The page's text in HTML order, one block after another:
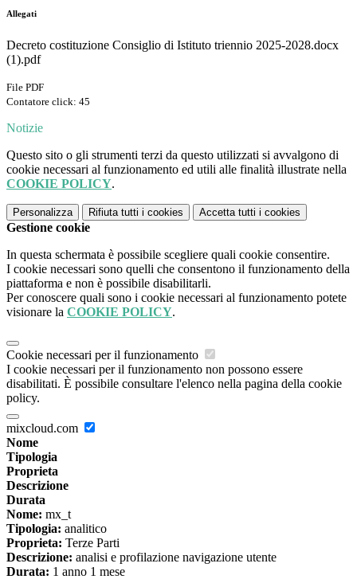
Allegati
Decreto costituzione Consiglio di Istituto triennio 2025-2028.docx
(1).pdf
File PDF
Contatore click: 45
Notizie
Questo sito o gli strumenti terzi da questo utilizzati si avvalgono di
cookie necessari al funzionamento ed utili alle finalità illustrate nella
COOKIE POLICY.
Personalizza Rifiuta tutti i cookies Accetta tutti i cookies
Gestione cookie
In questa schermata è possibile scegliere quali cookie consentire.
I cookie necessari sono quelli che consentono il funzionamento della
piattaforma e non è possibile disabilitarli.
Per conoscere quali sono i cookie necessari al funzionamento potete
visionare la COOKIE POLICY.
Cookie necessari per il funzionamento
I cookie necessari per il funzionamento non possono essere
disabilitati. È possibile consultare l'elenco nella pagina della cookie
policy.
mixcloud.com
Nome
Tipologia
Proprieta
Descrizione
Durata
Nome: mx_t
Tipologia: analitico
Proprieta: Terze Parti
Descrizione: analisi e profilazione navigazione utente
Durata: 1 anno 1 mese